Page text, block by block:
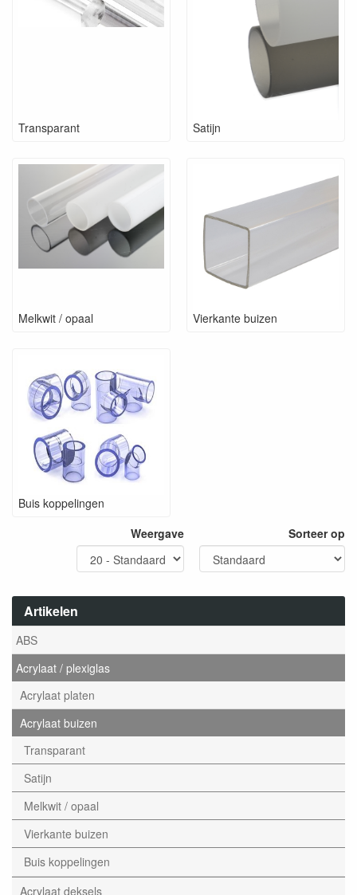
Artikelen
ABS
Acrylaat / plexiglas
Acrylaat platen
Acrylaat buizen
Transparant
Satijn
Melkwit / opaal
Vierkante buizen
Buis koppelingen
Acrylaat deksels
Transparant Satijn
Melkwit / opaal Vierkante buizen
Buis koppelingen
Weergave
Sorteer op